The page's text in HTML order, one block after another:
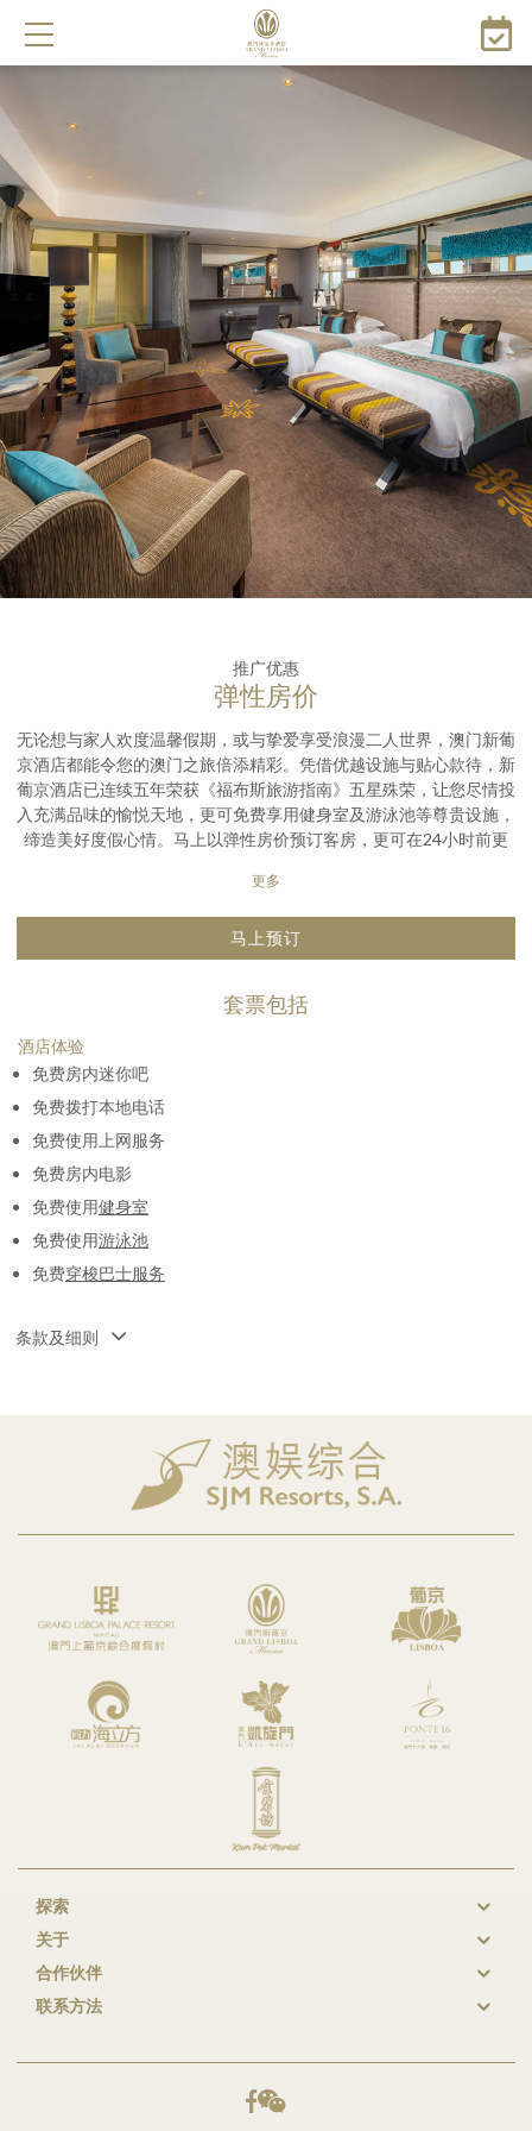
主
要
内
容
推广优惠
弹性房价
无论想与家人欢度温馨假期，或与挚爱享受浪漫二人世界，澳门新葡
京酒店都能令您的澳门之旅倍添精彩。凭借优越设施与贴心款待，新
葡京酒店已连续五年荣获《福布斯旅游指南》五星殊荣，让您尽情投
入充满品味的愉悦天地，更可免费享用健身室及游泳池等尊贵设施，
缔造美好度假心情。马上以弹性房价预订客房，更可在24小时前更
更多
马上预订
套票包括
酒店体验
免费房内迷你吧
免费拨打本地电话
免费使用上网服务
免费房内电影
免费使用健身室
免费使用游泳池
免费穿梭巴士服务
条款及细则
New
Footer
探索
关于
合作伙伴
联系方法